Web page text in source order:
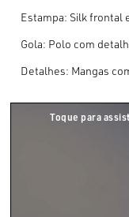
Estampa: Silk frontal
Gola: Polo com
Detalhes: Mangas